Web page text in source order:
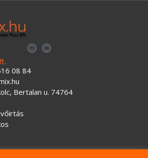
08 84
Bertalan u. 74764